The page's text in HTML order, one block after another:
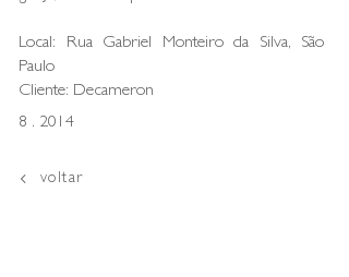
Local: Rua Gabriel Monteiro da Silva, São
Paulo
Cliente: Decameron
8 . 2014
voltar